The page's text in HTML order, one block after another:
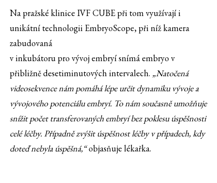
Na pražské klinice IVF CUBE při tom využívají i
unikátní technologii EmbryoScope, při níž kamera
zabudovaná
v inkubátoru pro vývoj embryí snímá embryo v
přibližně desetiminutových intervalech. „Natočená
videosekvence nám pomáhá lépe určit dynamiku vývoje a
vývojového potenciálu embryí. To nám současně umožňuje
snížit počet transferovaných embryí bez poklesu úspěšnosti
celé léčby. Případně zvýšit úspěšnost léčby v případech, kdy
doteď nebyla úspěšná,“objasňuje lékařka.